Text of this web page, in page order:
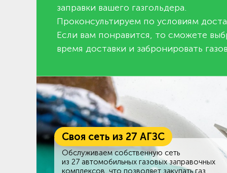
заправки вашего газгольдера.
Проконсультируем по условиям
Если вам понравится, то сможете
время доставки и забронировать
Своя сеть из 27 АГЗС
Обслуживаем собственную сеть
из 27 автомобильных газовых заправочных
комплексов, что позволяет закупать газ